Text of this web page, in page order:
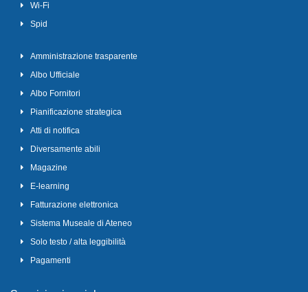
Wi-Fi
Spid
Amministrazione trasparente
Albo Ufficiale
Albo Fornitori
Pianificazione strategica
Atti di notifica
Diversamente abili
Magazine
E-learning
Fatturazione elettronica
Sistema Museale di Ateneo
Solo testo / alta leggibilità
Pagamenti